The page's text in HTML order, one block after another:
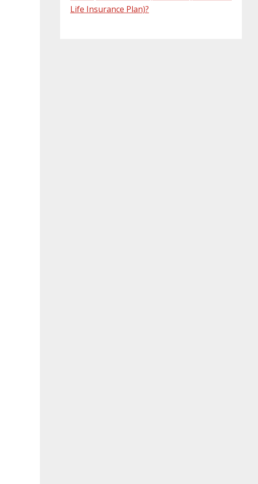
Life Insurance Plan)?